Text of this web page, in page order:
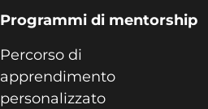
Programmi di mentorship
Percorso di
apprendimento
personalizzato